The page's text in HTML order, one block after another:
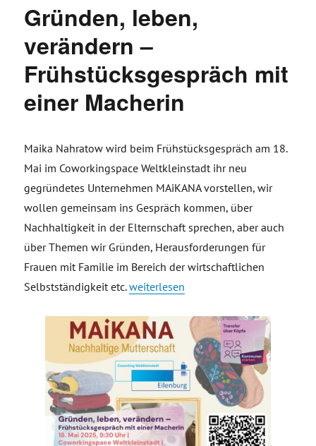
Gründen, leben,
verändern –
Frühstücksgespräch mit
einer Macherin
Maika Nahratow wird beim Frühstücksgespräch am 18.
Mai im Coworkingspace Weltkleinstadt ihr neu
gegründetes Unternehmen MAiKANA vorstellen, wir
wollen gemeinsam ins Gespräch kommen, über
Nachhaltigkeit in der Elternschaft sprechen, aber auch
über Themen wir Gründen, Herausforderungen für
Frauen mit Familie im Bereich der wirtschaftlichen
Selbstständigkeit etc.„Gründen, leben, verändern –
weiterlesen